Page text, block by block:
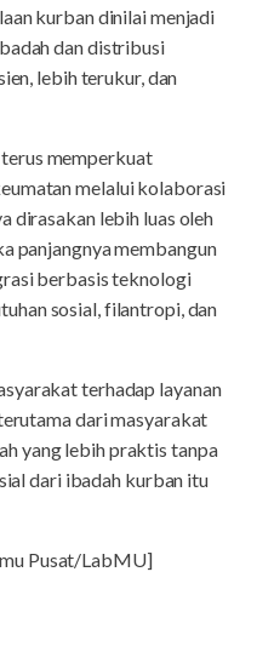
kurban dinilai menjadi
dan distribusi
lebih terukur, dan
memperkuat
melalui kolaborasi
dirasakan lebih luas oleh
panjangnya membangun
berbasis teknologi
sosial, filantropi, dan
terhadap layanan
dari masyarakat
yang lebih praktis tanpa
dari ibadah kurban itu
Pusat/LabMU]